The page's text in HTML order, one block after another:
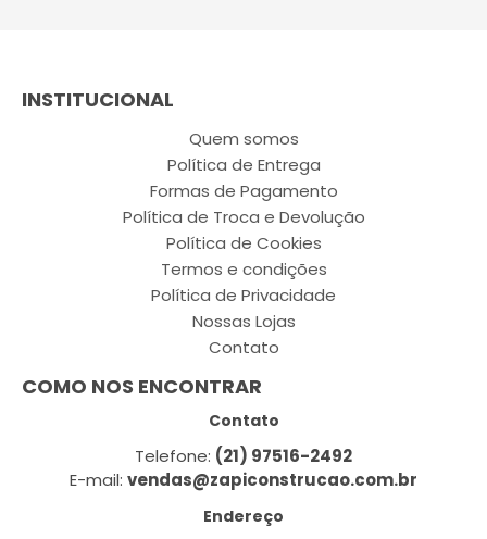
INSTITUCIONAL
Quem somos
Política de Entrega
Formas de Pagamento
Política de Troca e Devolução
Política de Cookies
Termos e condições
Política de Privacidade
Nossas Lojas
Contato
COMO NOS ENCONTRAR
Contato
Telefone: (21) 97516-2492
E-mail: vendas@zapiconstrucao.com.br
Endereço